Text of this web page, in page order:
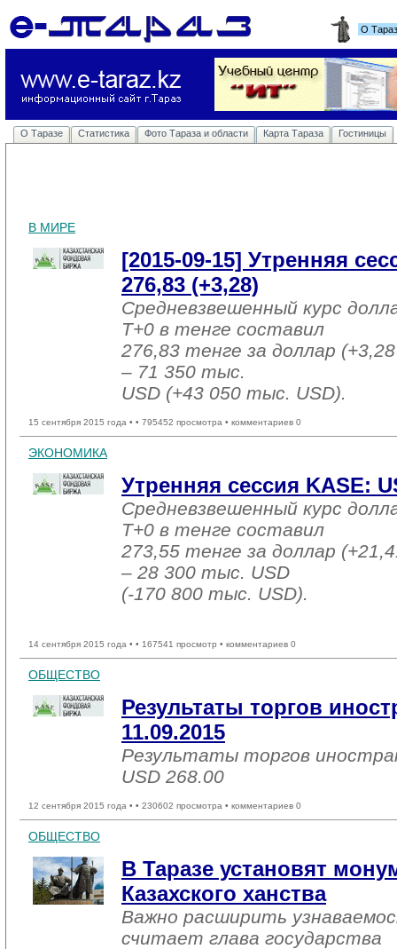
О
О Таразе Статистика Фото Тараза и области Карта Тараза Гостиницы
В МИРЕ
[2015-09-15] Утренняя
276,83 (+3,28)
Средневзвешенный курс
T+0 в тенге составил
276,83 тенге за доллар
– 71 350 тыс.
USD (+43 050 тыс. USD).
15 сентября 2015 года • • 795452 просмотра • комментариев 0
ЭКОНОМИКА
Утренняя сессия KASE:
Средневзвешенный курс
T+0 в тенге составил
273,55 тенге за доллар
– 28 300 тыс. USD
(-170 800 тыс. USD).
14 сентября 2015 года • • 167541 просмотр • комментариев 0
ОБЩЕСТВО
Результаты торгов
11.09.2015
Результаты торгов
USD 268.00
12 сентября 2015 года • • 230602 просмотра • комментариев 0
ОБЩЕСТВО
В Таразе установят
Казахского ханства
Важно расширить
считает глава государства